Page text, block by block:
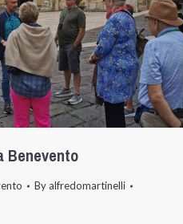
Benevento
Byalfredomartinelli